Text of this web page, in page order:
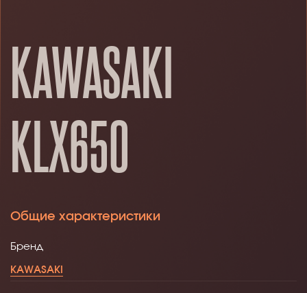
KAWASAKI
KLX650
Общие характеристики
Бренд
KAWASAKI